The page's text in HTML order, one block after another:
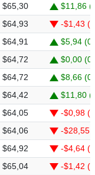
$65,30
$11,86
$64,93
-$1,43 (-
$64,91
$5,94
$64,72
$0,00
$64,72
$8,66
$64,42
$11,80
$64,05
-$0,98 (-
$64,06
-$28,55
$64,92
-$4,64 (-
$65,04
-$1,42 (-